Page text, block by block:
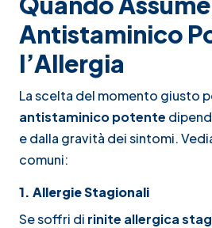
Antistaminico
l’Allergia
La scelta del momento giusto
antistaminico potente
e dalla gravità dei sintomi.
comuni:
1. Allergie Stagionali
Se soffri di rinite allergica